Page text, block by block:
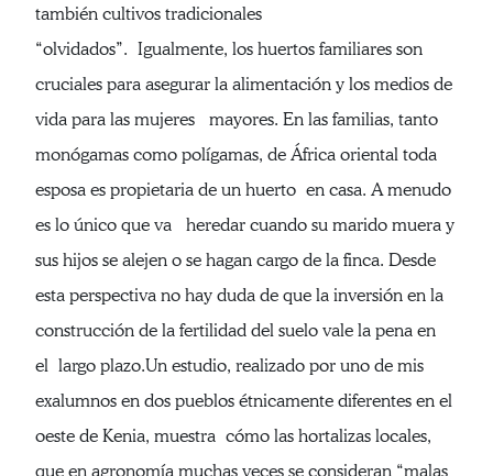
también cultivos tradicionales
“olvidados”. Igualmente, los huertos familiares son
cruciales para asegurar la alimentación y los medios de
vida para las mujeres mayores. En las familias, tanto
monógamas como polígamas, de África oriental toda
esposa es propietaria de un huerto en casa. A menudo
es lo único que va heredar cuando su marido muera y
sus hijos se alejen o se hagan cargo de la finca. Desde
esta perspectiva no hay duda de que la inversión en la
construcción de la fertilidad del suelo vale la pena en
el largo plazo.Un estudio, realizado por uno de mis
exalumnos en dos pueblos étnicamente diferentes en el
oeste de Kenia, muestra cómo las hortalizas locales,
que en agronomía muchas veces se consideran “malas